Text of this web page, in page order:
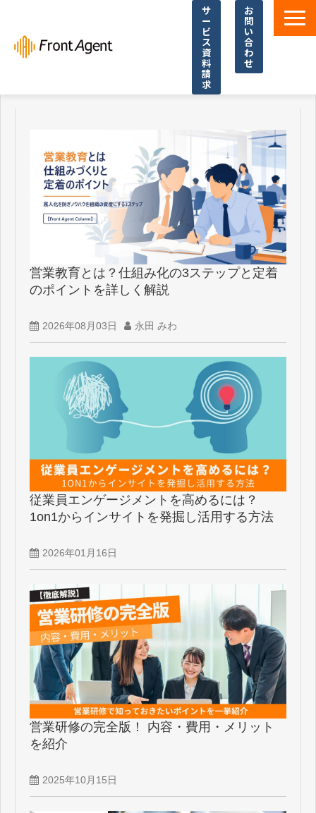
サ
ー
ビ
ス
資
料
請
求
お
問
い
合
わ
せ
イベント・セミナー
お役立ち資料一覧
お役立ち記事・コラム
営業教育とは？仕組み化の3ステップと定着
のポイントを詳しく解説
2026年08月03日 永田 みわ
従業員エンゲージメントを高めるには？
1on1からインサイトを発掘し活用する方法
2026年01月16日
営業研修の完全版！ 内容・費用・メリット
を紹介
2025年10月15日